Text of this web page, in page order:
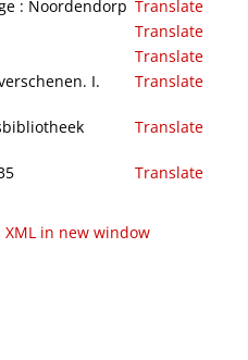
: Noordendorp Translate
Translate
Translate
I.
Translate
Translate
Translate
XML in new window